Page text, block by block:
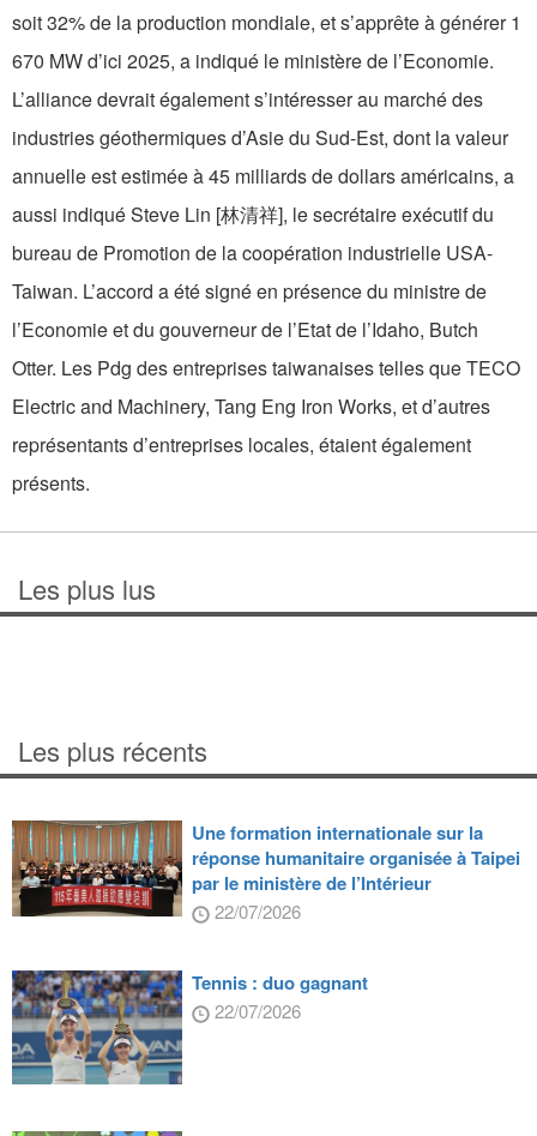
soit 32% de la production mondiale, et s’apprête à générer 1
670 MW d’ici 2025, a indiqué le ministère de l’Economie.
L’alliance devrait également s’intéresser au marché des
industries géothermiques d’Asie du Sud-Est, dont la valeur
annuelle est estimée à 45 milliards de dollars américains, a
aussi indiqué Steve Lin [林清祥], le secrétaire exécutif du
bureau de Promotion de la coopération industrielle USA-
Taiwan. L’accord a été signé en présence du ministre de
l’Economie et du gouverneur de l’Etat de l’Idaho, Butch
Otter. Les Pdg des entreprises taiwanaises telles que TECO
Electric and Machinery, Tang Eng Iron Works, et d’autres
représentants d’entreprises locales, étaient également
présents.
Les plus lus
Les plus récents
Une formation internationale sur la
réponse humanitaire organisée à Taipei
par le ministère de l’Intérieur
22/07/2026
Tennis : duo gagnant
22/07/2026